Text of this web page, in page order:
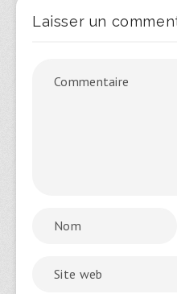
Laisser un